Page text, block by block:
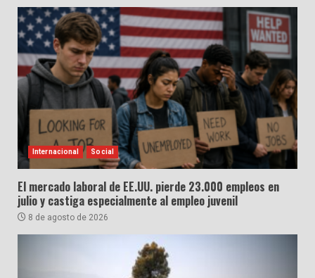
Internacional Social
El mercado laboral de EE.UU. pierde 23.000 empleos en
julio y castiga especialmente al empleo juvenil
8 de agosto de 2026